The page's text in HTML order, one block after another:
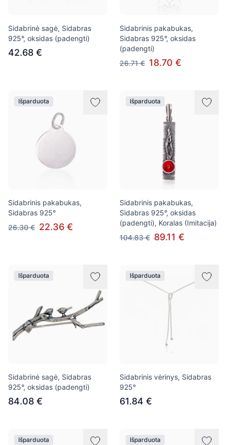
Sidabrinė sagė, Sidabras
925°, oksidas (padengti)
42.68 €
Sidabrinis pakabukas,
Sidabras 925°, oksidas
(padengti)
26.71 € 18.70 €
Išparduota
Sidabrinis pakabukas,
Sidabras 925°
26.30 € 22.36 €
Išparduota
Sidabrinis pakabukas,
Sidabras 925°, oksidas
(padengti), Koralas (Imitacija)
104.83 € 89.11 €
Išparduota
Sidabrinė sagė, Sidabras
925°, oksidas (padengti)
84.08 €
Išparduota
Sidabrinis vėrinys, Sidabras
925°
61.84 €
Išparduota Išparduota